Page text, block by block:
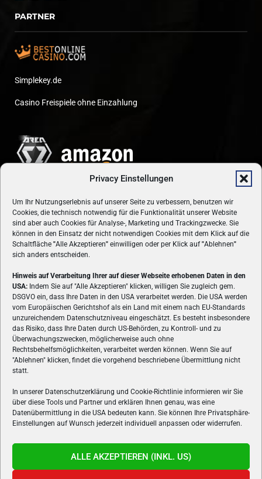
Privacy Einstellungen
Um Ihr Nutzungserlebnis auf unserer Seite zu verbessern, benutzen wir
Cookies, die technisch notwendig für die Funktionalität unserer Website
sind aber auch Cookies für Analyse-, Marketing und Trackingzwecke. Sie
können in den Einsatz der nicht notwendigen Cookies mit dem Klick auf die
Schaltfläche "Alle Akzeptieren" einwilligen oder per Klick auf"Ablehnen"
sich anders entscheiden.
Hinweis auf Verarbeitung Ihrer auf dieser Webseite erhobenen Daten in den
USA: Indem Sie auf "Alle Akzeptieren" klicken, willigen Sie zugleich gem.
DSGVO ein, dass Ihre Daten in den USA verarbeitet werden. Die USA werden
vom Europäischen Gerichtshof als ein Land mit einem nach EU-Standards
unzureichendem Datenschutzniveau eingeschätzt. Es besteht insbesondere
das Risiko, dass Ihre Daten durch US-Behörden, zu Kontroll- und zu
Überwachungszwecken, möglicherweise auch ohne
Rechtsbehelfsmöglichkeiten, verarbeitet werden können. Wenn Sie auf
"Ablehnen" klicken, findet die vorgehend beschriebene Übermittlung nicht
statt.
In unserer Datenschutzerklärung und Cookie-Richtlinie informieren wir Sie
über diese Tools und Partner und erklären Ihnen genau, was eine
Datenübermittlung in die USA bedeuten kann. Sie können Ihre Privatsphäre-
Einstellungen auf Wunsch jederzeit individuell anpassen oder widerrufen.
ALLE AKZEPTIEREN (INKL. US)
PARTNER
Simplekey.de
Casino Freispiele ohne Einzahlung
ÜBER UNS
VON GAMERN, FÜR GAMER! Gamers.at ist das älteste Online-
Spielemagazin Österreichs und bringt täglich aktuelle News,
Reviews und Videos zu PC- und Konsolenspielen, Gaming-
Hardware und aus der Welt des e-Sport's.
FOLGE UNS